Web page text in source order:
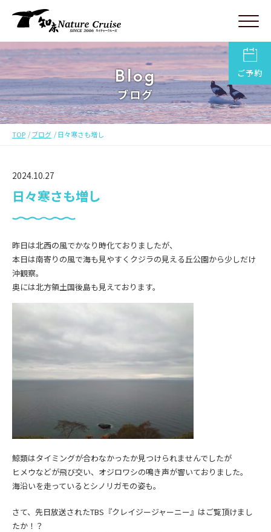
ご予約
Blog
ブログ
TOP ブログ 日々寒さも増し
2024.10.27
日々寒さも増し
昨日は北西の風でかなり時化ておりましたが、
本日は南寄りの風で海も見やすくクジラの見える丘公園から少しだけ
沖観察。
奥には北方領土国後島も見えております。
鯨類はタイミングが合わなかったか見つけられませんでしたが
ヒメウなどが飛び交い、オジロワシの鳴き声が響いておりました。
海沿いを走っているとシノリガモの姿も。
さて、先日放送されたTBS『クレイジージャーニー』はご覧頂けまし
たか！？